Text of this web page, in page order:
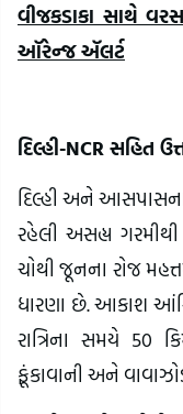
વીજકડાકા સાથે
ઑરેન્જ ઍલર્ટ
દિલ્હી-NCR સહિત
દિલ્હી અને આસપાસના
રહેલી અસહ્ય
ચોથી જૂનના રોજ
ધારણા છે. આકાશ
રાત્રિના સમયે 50
ફૂંકાવાની અને